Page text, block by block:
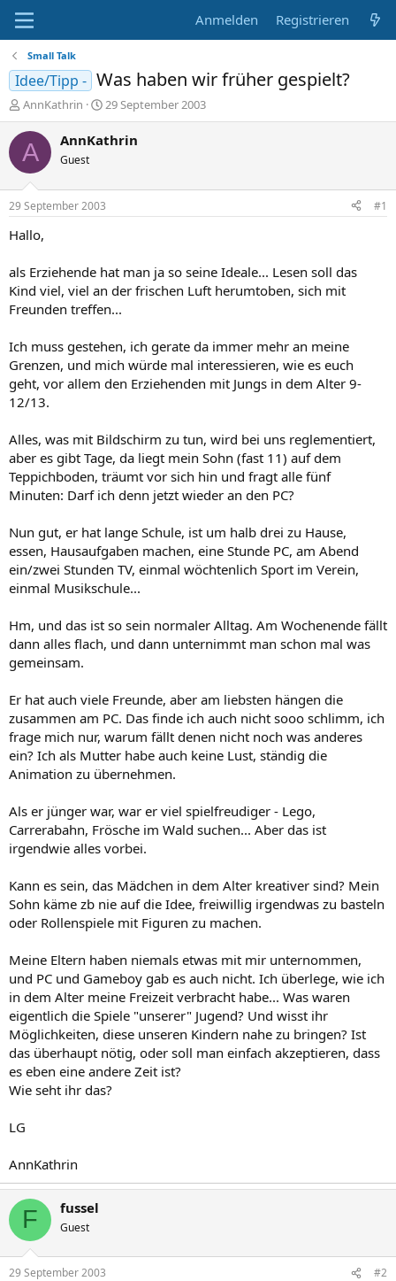
Anmelden Registrieren
Small Talk
Idee/Tipp - Was haben wir früher gespielt?
E
r
s
t
e
r
AnnKathrin
E
r
s
l
t
29 September 2003
A AnnKathrin
Guest
29 September 2003 #1
Hallo,
als Erziehende hat man ja so seine Ideale... Lesen soll das
Kind viel, viel an der frischen Luft herumtoben, sich mit
Freunden treffen...
Ich muss gestehen, ich gerate da immer mehr an meine
Grenzen, und mich würde mal interessieren, wie es euch
geht, vor allem den Erziehenden mit Jungs in dem Alter 9-
12/13.
Alles, was mit Bildschirm zu tun, wird bei uns reglementiert,
aber es gibt Tage, da liegt mein Sohn (fast 11) auf dem
Teppichboden, träumt vor sich hin und fragt alle fünf
Minuten: Darf ich denn jetzt wieder an den PC?
Nun gut, er hat lange Schule, ist um halb drei zu Hause,
essen, Hausaufgaben machen, eine Stunde PC, am Abend
ein/zwei Stunden TV, einmal wöchtenlich Sport im Verein,
einmal Musikschule...
Hm, und das ist so sein normaler Alltag. Am Wochenende fällt
dann alles flach, und dann unternimmt man schon mal was
gemeinsam.
Er hat auch viele Freunde, aber am liebsten hängen die
zusammen am PC. Das finde ich auch nicht sooo schlimm, ich
frage mich nur, warum fällt denen nicht noch was anderes
ein? Ich als Mutter habe auch keine Lust, ständig die
Animation zu übernehmen.
Als er jünger war, war er viel spielfreudiger - Lego,
Carrerabahn, Frösche im Wald suchen... Aber das ist
irgendwie alles vorbei.
Kann es sein, das Mädchen in dem Alter kreativer sind? Mein
Sohn käme zb nie auf die Idee, freiwillig irgendwas zu basteln
oder Rollenspiele mit Figuren zu machen.
Meine Eltern haben niemals etwas mit mir unternommen,
und PC und Gameboy gab es auch nicht. Ich überlege, wie ich
in dem Alter meine Freizeit verbracht habe... Was waren
eigentlich die Spiele "unserer" Jugend? Und wisst ihr
Möglichkeiten, diese unseren Kindern nahe zu bringen? Ist
das überhaupt nötig, oder soll man einfach akzeptieren, dass
es eben eine andere Zeit ist?
Wie seht ihr das?
LG
AnnKathrin
F fussel
Guest
29 September 2003 #2